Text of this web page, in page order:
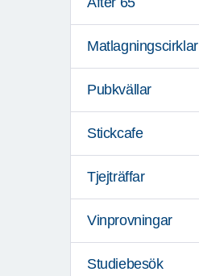
Matlagningscirklar
Pubkvällar
Stickcafe
Tjejträffar
Vinprovningar
Studiebesök